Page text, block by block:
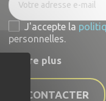
J'accepte la
personnelles.
En lire plus
NOUS CONTACTER